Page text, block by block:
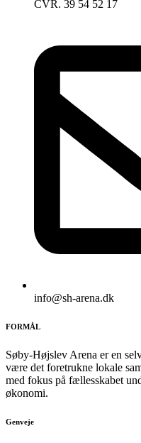
CVR. 39 54 52 17
info@sh-arena.dk
FORMÅL
Søby-Højslev Arena er en
være det foretrukne lokale
med fokus på fællesskabet
økonomi.
Genveje